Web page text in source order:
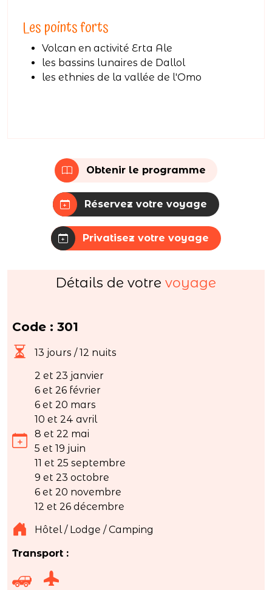
Les points forts
Volcan en activité Erta Ale
les bassins lunaires de Dallol
les ethnies de la vallée de l'Omo
Obtenir le programme
Réservez votre voyage
Privatisez votre voyage
Détails de votre voyage
Code : 301
13 jours / 12 nuits
2 et 23 janvier
6 et 26 février
6 et 20 mars
10 et 24 avril
8 et 22 mai
5 et 19 juin
11 et 25 septembre
9 et 23 octobre
6 et 20 novembre
12 et 26 décembre
Hôtel / Lodge / Camping
Transport :